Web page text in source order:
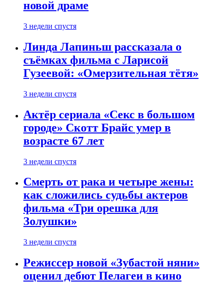
новой драме
3 недели спустя
Линда Лапиньш рассказала о
съёмках фильма с Ларисой
Гузеевой: «Омерзительная тётя»
3 недели спустя
Актёр сериала «Секс в большом
городе» Скотт Брайс умер в
возрасте 67 лет
3 недели спустя
Смерть от рака и четыре жены:
как сложились судьбы актеров
фильма «Три орешка для
Золушки»
3 недели спустя
Режиссер новой «Зубастой няни»
оценил дебют Пелагеи в кино